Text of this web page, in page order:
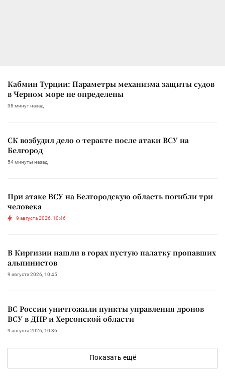
Кабмин Турции: Параметры механизма защиты судов
в Черном море не определены
38 минут назад
СК возбудил дело о теракте после атаки ВСУ на
Белгород
54 минуты назад
При атаке ВСУ на Белгородскую область погибли три
человека
9 августа 2026, 10:46
В Киргизии нашли в горах пустую палатку пропавших
альпинистов
9 августа 2026, 10:45
ВС России уничтожили пункты управления дронов
ВСУ в ДНР и Херсонской области
9 августа 2026, 10:36
Показать ещё